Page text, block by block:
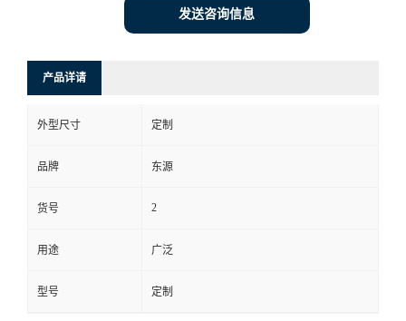
发送咨询信息
产品详请
外型尺寸 定制
品牌 东源
货号 2
用途 广泛
型号 定制